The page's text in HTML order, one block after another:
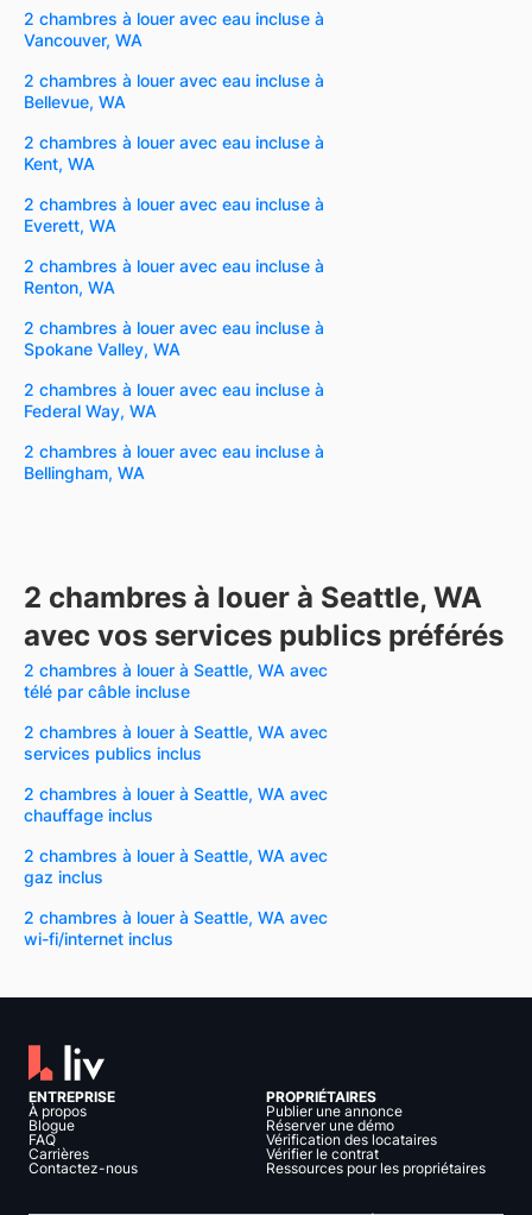
2 chambres à louer avec eau incluse à
Vancouver, WA
2 chambres à louer avec eau incluse à
Bellevue, WA
2 chambres à louer avec eau incluse à
Kent, WA
2 chambres à louer avec eau incluse à
Everett, WA
2 chambres à louer avec eau incluse à
Renton, WA
2 chambres à louer avec eau incluse à
Spokane Valley, WA
2 chambres à louer avec eau incluse à
Federal Way, WA
2 chambres à louer avec eau incluse à
Bellingham, WA
2 chambres à louer à Seattle, WA
avec vos services publics préférés
2 chambres à louer à Seattle, WA avec
télé par câble incluse
2 chambres à louer à Seattle, WA avec
services publics inclus
2 chambres à louer à Seattle, WA avec
chauffage inclus
2 chambres à louer à Seattle, WA avec
gaz inclus
2 chambres à louer à Seattle, WA avec
wi-fi/internet inclus
ENTREPRISE
À propos
Blogue
FAQ
Carrières
Contactez-nous
PROPRIÉTAIRES
Publier une annonce
Réserver une démo
Vérification des locataires
Vérifier le contrat
Ressources pour les propriétaires